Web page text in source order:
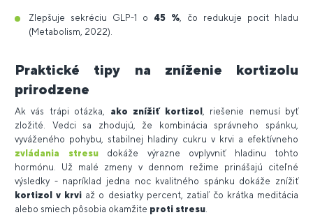
Zlepšuje sekréciu GLP-1 o 45 % , čo redukuje pocit hladu
(Metabolism, 2022).
Praktické tipy na zníženie kortizolu
prirodzene
Ak vás trápi otázka, ako znížiť kortizol, riešenie nemusí byť
zložité. Vedci sa zhodujú, že kombinácia správneho spánku,
vyváženého pohybu, stabilnej hladiny cukru v krvi a efektívneho
zvládania stresudokáže výrazne ovplyvniť hladinu tohto
hormónu. Už malé zmeny v dennom režime prinášajú citeľné
výsledky - napríklad jedna noc kvalitného spánku dokáže znížiť
kortizol v krvi až o desiatky percent, zatiaľ čo krátka meditácia
alebo smiech pôsobia okamžite proti stresu